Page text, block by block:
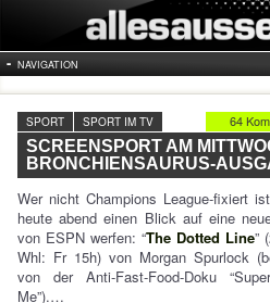
NAVIGATION
64
SPORT SPORT IM TV
SCREENSPORT AM
BRONCHIENSAURUS-
Wer nicht Champions League-fixiert
heute abend einen Blick auf eine
von ESPN werfen: “The Dotted Line”
Whl: Fr 15h) von Morgan Spurlock
von der Anti-Fast-Food-Doku
Me”).…